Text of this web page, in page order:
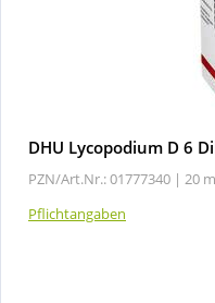
DHU Lycopodium D 6
PZN/Art.Nr.: 01777340 | 20
Pflichtangaben